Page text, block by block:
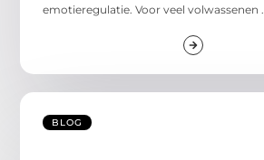
emotieregulatie. Voor veel volwassenen ...
BLOG